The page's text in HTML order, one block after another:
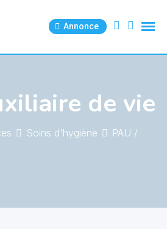
Annonce
de vie
Soins d'hygiène
PAU /